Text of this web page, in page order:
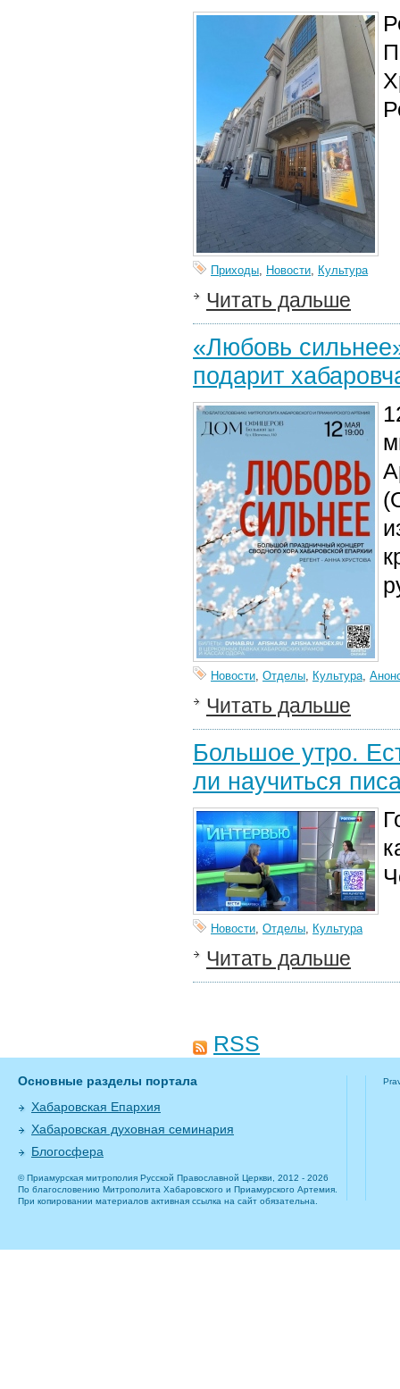
Приходы, Новости, Культура
Читать дальше
«Любовь
подарит
Новости, Отделы, Культура,
Читать дальше
Большое утро.
ли научиться
Новости, Отделы, Культура
Читать дальше
RSS
Основные разделы портала
Хабаровская Епархия
Хабаровская духовная семинария
Блогосфера
© Приамурская митрополия Русской Православной Церкви, 2012 - 2026
По благословению Митрополита Хабаровского и Приамурского Артемия.
При копировании материалов активная ссылка на сайт обязательна.